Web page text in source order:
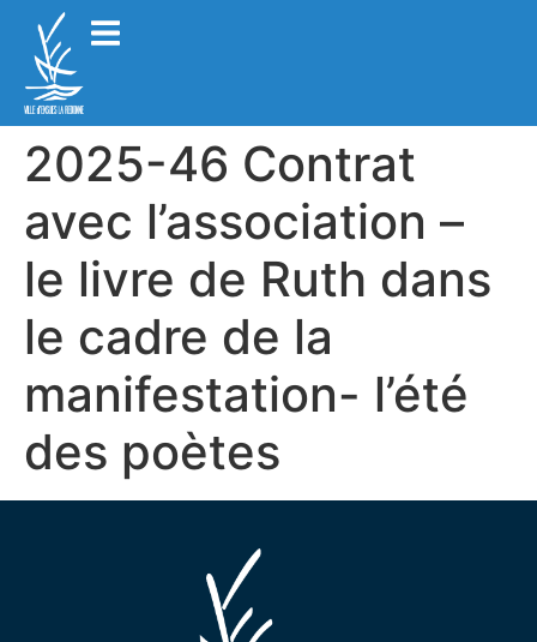
2025-46 Contrat
avec l’association –
le livre de Ruth dans
le cadre de la
manifestation- l’été
des poètes